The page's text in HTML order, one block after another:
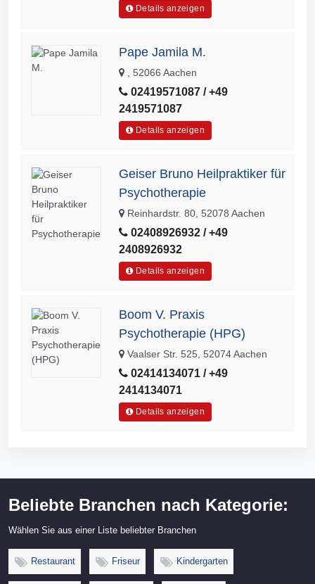
Details anzeigen
Pape Jamila M.
, 52066 Aachen
02419571087 / +49
2419571087
Details anzeigen
Geiser Bruno Heilpraktiker für
Psychotherapie
Reinhardstr. 80, 52078 Aachen
02408926932 / +49
2408926932
Details anzeigen
Boom V. Praxis
Psychotherapie (HPG)
Vaalser Str. 525, 52074 Aachen
02414134071 / +49
2414134071
Details anzeigen
Beliebte Branchen nach Kategorie:
Wählen Sie aus einer Liste beliebter Branchen
Restaurant Friseur Kindergarten